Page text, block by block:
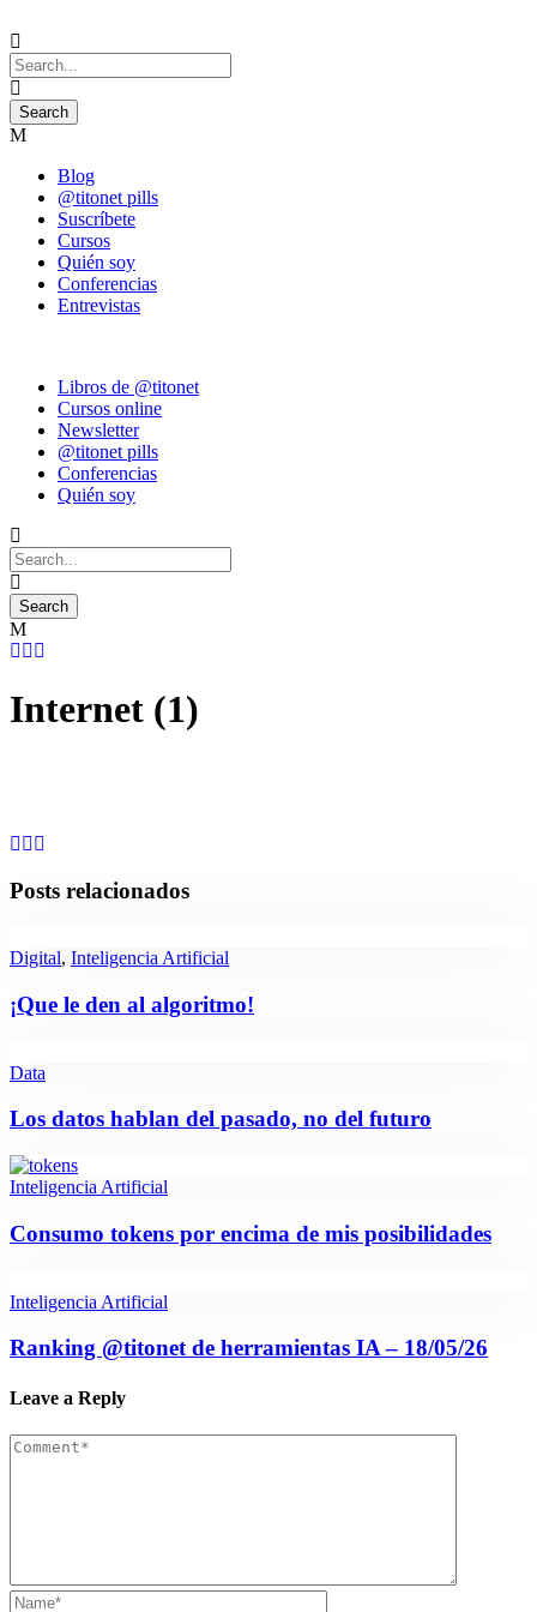
Blog
@titonet pills
Suscríbete
Cursos
Quién soy
Conferencias
Entrevistas
Libros de @titonet
Cursos online
Newsletter
@titonet pills
Conferencias
Quién soy
Internet (1)
Posts relacionados
Digital, Inteligencia Artificial
¡Que le den al algoritmo!
Data
Los datos hablan del pasado, no del futuro
Inteligencia Artificial
Consumo tokens por encima de mis posibilidades
Inteligencia Artificial
Ranking @titonet de herramientas IA – 18/05/26
Leave a Reply